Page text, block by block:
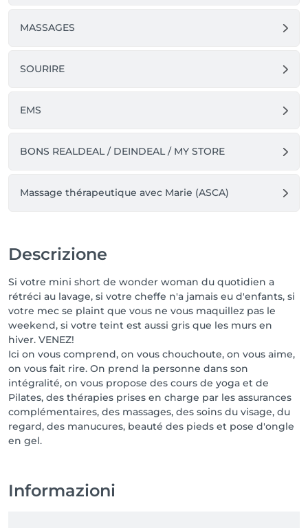
MASSAGES
SOURIRE
EMS
BONS REALDEAL / DEINDEAL / MY STORE
Massage thérapeutique avec Marie (ASCA)
Descrizione
Si votre mini short de wonder woman du quotidien a
rétréci au lavage, si votre cheffe n'a jamais eu d'enfants, si
votre mec se plaint que vous ne vous maquillez pas le
weekend, si votre teint est aussi gris que les murs en
hiver. VENEZ!
Ici on vous comprend, on vous chouchoute, on vous aime,
on vous fait rire. On prend la personne dans son
intégralité, on vous propose des cours de yoga et de
Pilates, des thérapies prises en charge par les assurances
complémentaires, des massages, des soins du visage, du
regard, des manucures, beauté des pieds et pose d'ongle
en gel.
Informazioni